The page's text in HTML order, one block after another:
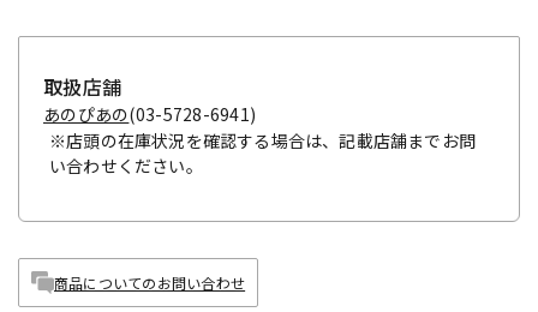
取扱店舗
あのぴあの(03-5728-6941)
※店頭の在庫状況を確認する場合は、記載店舗までお問
い合わせください。
商品についてのお問い合わせ